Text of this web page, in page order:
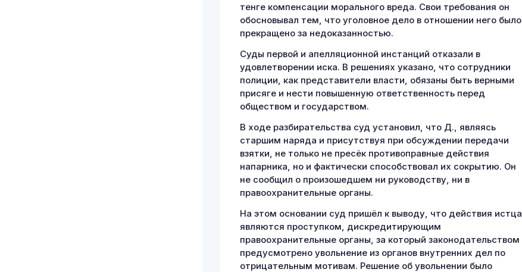
тенге компенсации морального вреда. Свои требования он
обосновывал тем, что уголовное дело в отношении него было
прекращено за недоказанностью.
Суды первой и апелляционной инстанций отказали в
удовлетворении иска. В решениях указано, что сотрудники
полиции, как представители власти, обязаны быть верными
присяге и нести повышенную ответственность перед
обществом и государством.
В ходе разбирательства суд установил, что Д., являясь
старшим наряда и присутствуя при обсуждении передачи
взятки, не только не пресёк противоправные действия
напарника, но и фактически способствовал их сокрытию. Он
не сообщил о произошедшем ни руководству, ни в
правоохранительные органы.
На этом основании суд пришёл к выводу, что действия истца
являются проступком, дискредитирующим
правоохранительные органы, за который законодательством
предусмотрено увольнение из органов внутренних дел по
отрицательным мотивам. Решение об увольнении было